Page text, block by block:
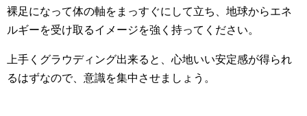
裸足になって体の軸をまっすぐにして立ち、地球からエネ
ルギーを受け取るイメージを強く持ってください。
上手くグラウディング出来ると、心地いい安定感が得られ
るはずなので、意識を集中させましょう。